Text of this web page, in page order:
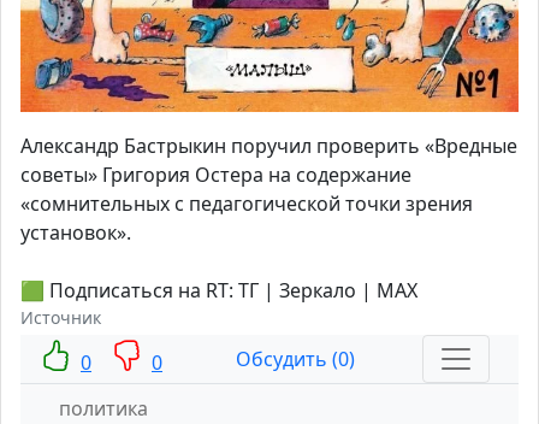
Александр Бастрыкин поручил проверить «Вредные
советы» Григория Остера на содержание
«сомнительных с педагогической точки зрения
установок».
🟩 Подписаться на RT: ТГ | Зеркало | MAX
Источник
0 0
Обсудить (0)
политика